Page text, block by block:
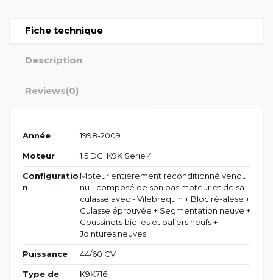
Fiche technique
Description
Reviews(0)
Année 1998-2009
Moteur 1.5 DCI K9K Serie 4
Configuratio
n
Moteur entièrement reconditionné vendu
nu - composé de son bas moteur et de sa
culasse avec - Vilebrequin + Bloc ré-alésé +
Culasse éprouvée + Segmentation neuve +
Coussinets bielles et paliers neufs +
Jointures neuves
Puissance 44/60 CV
Type de
K9K716